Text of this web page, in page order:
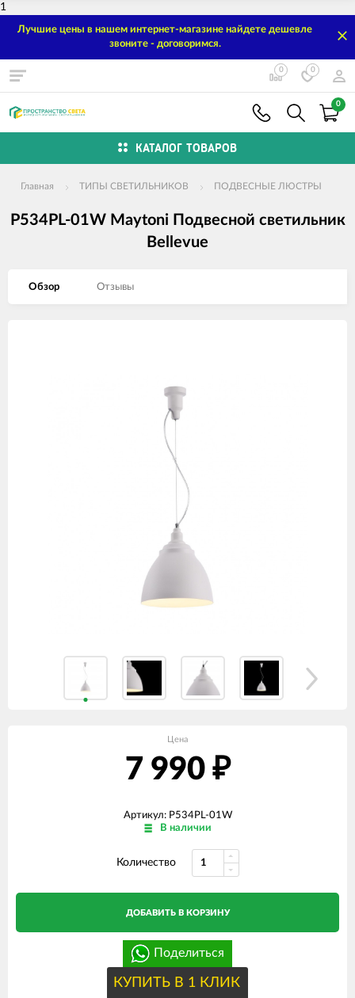
1
Лучшие цены в нашем интернет-магазине найдете дешевле
звоните - договоримся.
0 0
0
КАТАЛОГ ТОВАРОВ
Главная ТИПЫ СВЕТИЛЬНИКОВ ПОДВЕСНЫЕ ЛЮСТРЫ
P534PL-01W Maytoni Подвесной светильник
Bellevue
Обзор Отзывы
Цена
7 990 ₽
Артикул: P534PL-01W
В наличии
Количество
ДОБАВИТЬ В КОРЗИНУ
Поделиться
КУПИТЬ В 1 КЛИК